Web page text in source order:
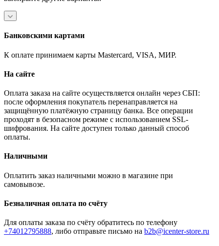
Банковскими картами
К оплате принимаем карты Mastercard, VISA, МИР.
На сайте
Оплата заказа на сайте осуществляется онлайн через СБП:
после оформления покупатель перенаправляется на
защищённую платёжную страницу банка. Все операции
проходят в безопасном режиме с использованием SSL-
шифрования. На сайте доступен только данный способ
оплаты.
Наличными
Оплатить заказ наличными можно в магазине при
самовывозе.
Безналичная оплата по счёту
Для оплаты заказа по счёту обратитесь по телефону
+74012795888, либо отправьте письмо на b2b@icenter-store.ru